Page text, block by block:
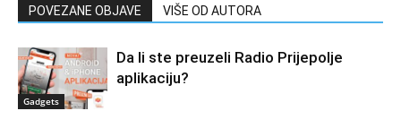
POVEZANE OBJAVE VIŠE OD AUTORA
Gadgets
Da li ste preuzeli Radio Prijepolje
aplikaciju?